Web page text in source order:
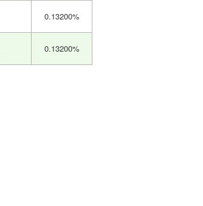
0.13200%
0.13200%